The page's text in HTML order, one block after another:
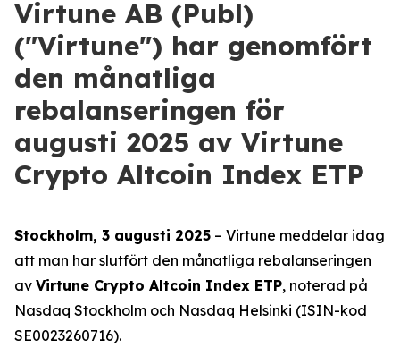
Virtune AB (Publ)
("Virtune") har genomfört
den månatliga
rebalanseringen för
augusti 2025 av Virtune
Crypto Altcoin Index ETP
Stockholm, 3 augusti 2025 – Virtune meddelar idag
att man har slutfört den månatliga rebalanseringen
av Virtune Crypto Altcoin Index ETP, noterad på
Nasdaq Stockholm och Nasdaq Helsinki (ISIN-kod
SE0023260716).